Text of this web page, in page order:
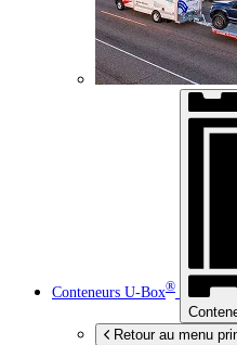
Conteneurs U-Box®
Retour au menu